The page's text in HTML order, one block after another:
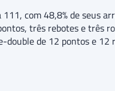
com 48,8% de seus
três rebotes e três
double de 12 pontos e 12